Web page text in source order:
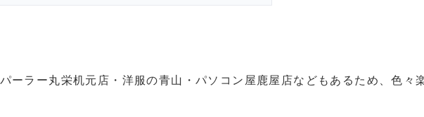
ーラー丸栄机元店・洋服の青山・パソコン屋鹿屋店などもあるため、色々